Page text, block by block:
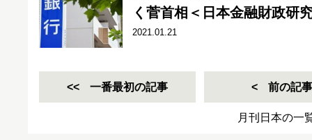
く菅首相＜日本金融財政研
2021.01.21
一番最初の記事 前の記事
月刊日本の一